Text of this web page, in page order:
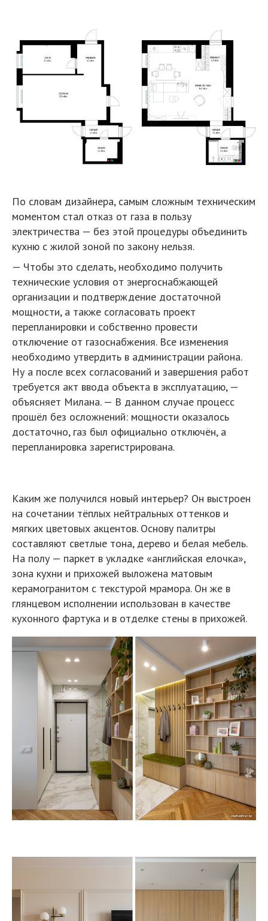
По словам дизайнера, самым сложным техническим
моментом стал отказ от газа в пользу
электричества — без этой процедуры объединить
кухню с жилой зоной по закону нельзя.
— Чтобы это сделать, необходимо получить
технические условия от энергоснабжающей
организации и подтверждение достаточной
мощности, а также согласовать проект
перепланировки и собственно провести
отключение от газоснабжения. Все изменения
необходимо утвердить в администрации района.
Ну а после всех согласований и завершения работ
требуется акт ввода объекта в эксплуатацию, —
объясняет Милана. — В данном случае процесс
прошёл без осложнений: мощности оказалось
достаточно, газ был официально отключён, а
перепланировка зарегистрирована.
Каким же получился новый интерьер? Он выстроен
на сочетании тёплых нейтральных оттенков и
мягких цветовых акцентов. Основу палитры
составляют светлые тона, дерево и белая мебель.
На полу — паркет в укладке «английская елочка»,
зона кухни и прихожей выложена матовым
керамогранитом с текстурой мрамора. Он же в
глянцевом исполнении использован в качестве
кухонного фартука и в отделке стены в прихожей.